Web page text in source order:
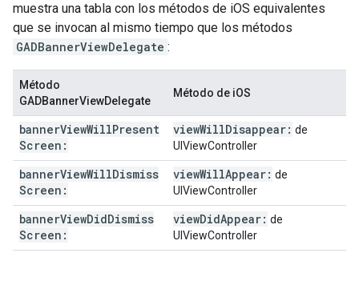
muestra una tabla con los métodos de iOS equivalentes
que se invocan al mismo tiempo que los métodos
GADBannerViewDelegate :
Método
GADBannerViewDelegate
Método de iOS
bannerViewWillPresent
Screen:
viewWillDisappear: de
UIViewController
bannerViewWillDismiss
Screen:
viewWillAppear: de
UIViewController
bannerViewDidDismiss
Screen:
viewDidAppear: de
UIViewController